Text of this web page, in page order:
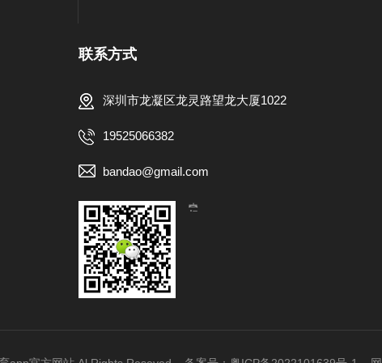
联系方式
深圳市龙凝区龙灵路望龙大厦1022
19525066382
bandao@gmail.com
【扫一扫，关注我们】